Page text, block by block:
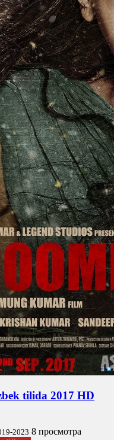
tilida 2017 HD
2023 8 просмотра